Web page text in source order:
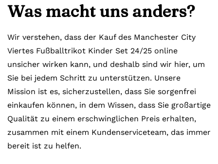
Was macht uns anders?
Wir verstehen, dass der Kauf des Manchester City
Viertes Fußballtrikot Kinder Set 24/25 online
unsicher wirken kann, und deshalb sind wir hier, um
Sie bei jedem Schritt zu unterstützen. Unsere
Mission ist es, sicherzustellen, dass Sie sorgenfrei
einkaufen können, in dem Wissen, dass Sie großartige
Qualität zu einem erschwinglichen Preis erhalten,
zusammen mit einem Kundenserviceteam, das immer
bereit ist zu helfen.